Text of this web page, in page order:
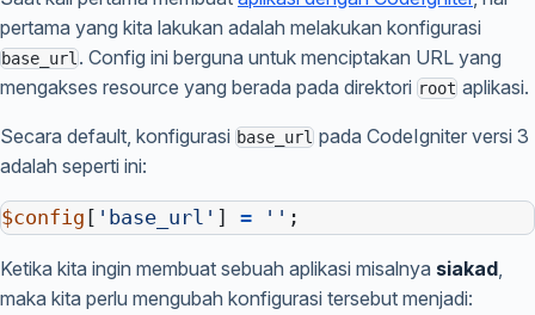
pertama yang kita lakukan adalah melakukan konfigurasi
base_url. Config ini berguna untuk menciptakan URL yang
mengakses resource yang berada pada direktori root aplikasi.
Secara default, konfigurasi base_url pada CodeIgniter versi 3
adalah seperti ini:
$config [ 'base_url' ] = '' ;
Ketika kita ingin membuat sebuah aplikasi misalnya siakad,
maka kita perlu mengubah konfigurasi tersebut menjadi: